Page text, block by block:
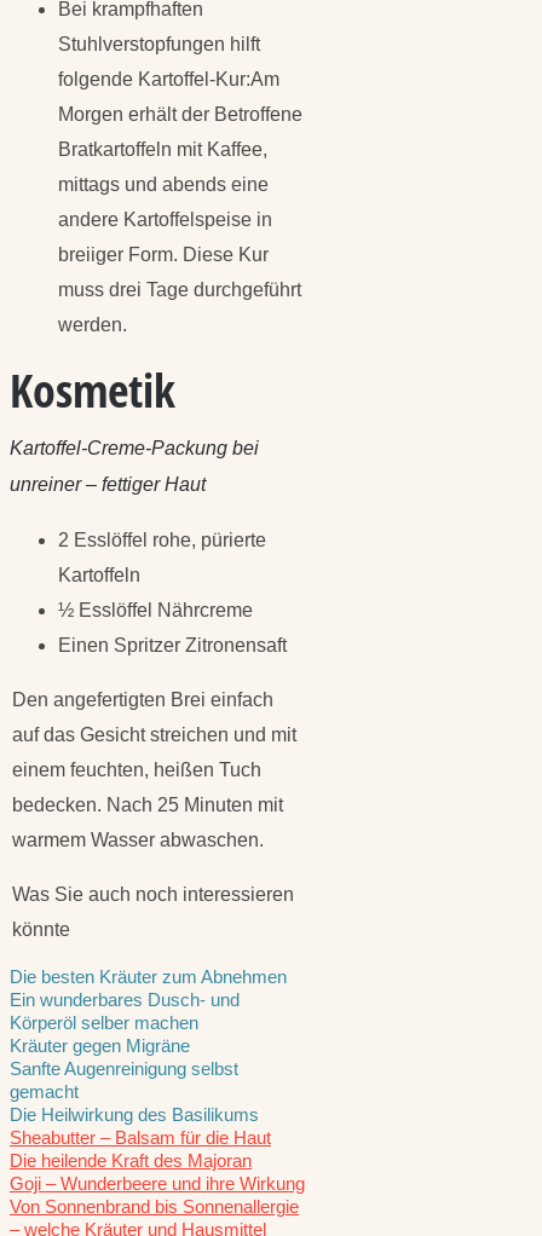
Bei krampfhaften
Stuhlverstopfungen hilft
folgende Kartoffel-Kur:Am
Morgen erhält der Betroffene
Bratkartoffeln mit Kaffee,
mittags und abends eine
andere Kartoffelspeise in
breiiger Form. Diese Kur
muss drei Tage durchgeführt
werden.
Kosmetik
Kartoffel-Creme-Packung bei
unreiner – fettiger Haut
2 Esslöffel rohe, pürierte
Kartoffeln
½ Esslöffel Nährcreme
Einen Spritzer Zitronensaft
Den angefertigten Brei einfach
auf das Gesicht streichen und mit
einem feuchten, heißen Tuch
bedecken. Nach 25 Minuten mit
warmem Wasser abwaschen.
Was Sie auch noch interessieren
könnte
Die besten Kräuter zum Abnehmen
Ein wunderbares Dusch- und
Körperöl selber machen
Kräuter gegen Migräne
Sanfte Augenreinigung selbst
gemacht
Die Heilwirkung des Basilikums
Sheabutter – Balsam für die Haut
Die heilende Kraft des Majoran
Goji – Wunderbeere und ihre Wirkung
Von Sonnenbrand bis Sonnenallergie
– welche Kräuter und Hausmittel